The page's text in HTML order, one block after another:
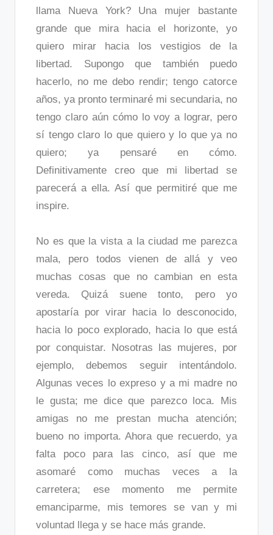
llama Nueva York? Una mujer bastante
grande que mira hacia el horizonte, yo
quiero mirar hacia los vestigios de la
libertad. Supongo que también puedo
hacerlo, no me debo rendir; tengo catorce
años, ya pronto terminaré mi secundaria, no
tengo claro aún cómo lo voy a lograr, pero
sí tengo claro lo que quiero y lo que ya no
quiero; ya pensaré en cómo.
Definitivamente creo que mi libertad se
parecerá a ella. Así que permitiré que me
inspire.
No es que la vista a la ciudad me parezca
mala, pero todos vienen de allá y veo
muchas cosas que no cambian en esta
vereda. Quizá suene tonto, pero yo
apostaría por virar hacia lo desconocido,
hacia lo poco explorado, hacia lo que está
por conquistar. Nosotras las mujeres, por
ejemplo, debemos seguir intentándolo.
Algunas veces lo expreso y a mi madre no
le gusta; me dice que parezco loca. Mis
amigas no me prestan mucha atención;
bueno no importa. Ahora que recuerdo, ya
falta poco para las cinco, así que me
asomaré como muchas veces a la
carretera; ese momento me permite
emanciparme, mis temores se van y mi
voluntad llega y se hace más grande.